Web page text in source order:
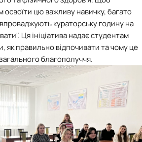
цю важливу навичку, багато
кураторську годину на
Ця ініціатива надає студентам
як правильно відпочивати та чому це
благополуччя.